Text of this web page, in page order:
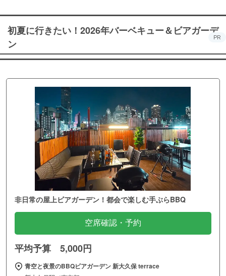
初夏に行きたい！2026年バーベキュー＆ビアガーデ
ン
PR
非日常の屋上ビアガーデン！都会で楽しむ手ぶらBBQ
空席確認・予約
平均予算 5,000円
青空と夜景のBBQビアガーデン 新大久保 terrace